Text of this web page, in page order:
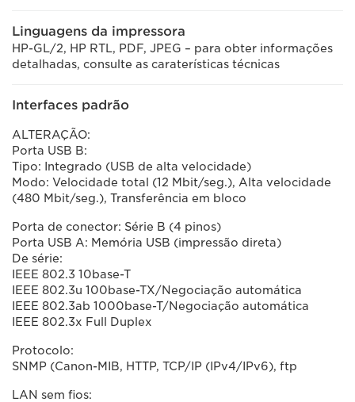
Linguagens da impressora
HP-GL/2, HP RTL, PDF, JPEG – para obter informações
detalhadas, consulte as caraterísticas técnicas
Interfaces padrão
ALTERAÇÃO:
Porta USB B:
Tipo: Integrado (USB de alta velocidade)
Modo: Velocidade total (12 Mbit/seg.), Alta velocidade
(480 Mbit/seg.), Transferência em bloco
Porta de conector: Série B (4 pinos)
Porta USB A: Memória USB (impressão direta)
De série:
IEEE 802.3 10base-T
IEEE 802.3u 100base-TX/Negociação automática
IEEE 802.3ab 1000base-T/Negociação automática
IEEE 802.3x Full Duplex
Protocolo:
SNMP (Canon-MIB, HTTP, TCP/IP (IPv4/IPv6), ftp
LAN sem fios: